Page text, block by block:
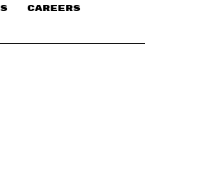
CAREERS